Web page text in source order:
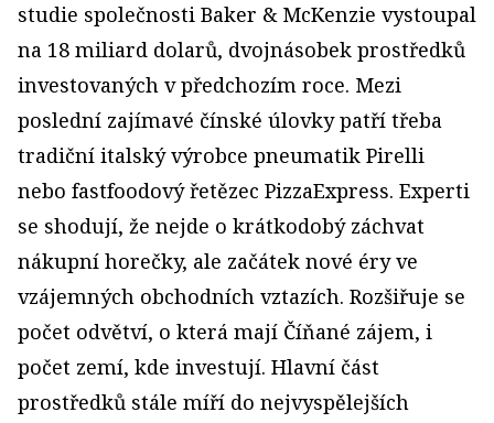
studie společnosti Baker & McKenzie vystoupal
na 18 miliard dolarů, dvojnásobek prostředků
investovaných v předchozím roce. Mezi
poslední zajímavé čínské úlovky patří třeba
tradiční italský výrobce pneumatik Pirelli
nebo fastfoodový řetězec PizzaExpress. Experti
se shodují, že nejde o krátkodobý záchvat
nákupní horečky, ale začátek nové éry ve
vzájemných obchodních vztazích. Rozšiřuje se
počet odvětví, o která mají Číňané zájem, i
počet zemí, kde investují. Hlavní část
prostředků stále míří do nejvyspělejších